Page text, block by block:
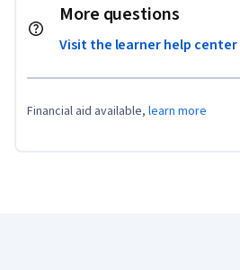
More questions
Visit the learner help center
Financial aid available, learn more